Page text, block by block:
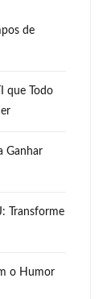
de
que Todo
Ganhar
Transforme
o Humor